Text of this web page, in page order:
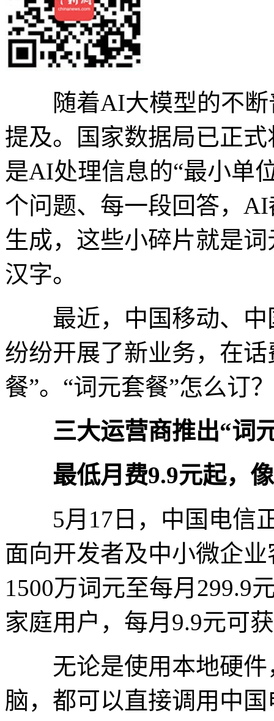
随着AI大模型的不断
提及。国家数据局已正
是AI处理信息的“最小单
个问题、每一段回答，
生成，这些小碎片就是
汉字。
最近，中国移动、中
纷纷开展了新业务，在
餐”。“词元套餐”怎么订
三大运营商推出“词
最低月费9.9元起，
5月17日，中国电信正
面向开发者及中小微企
1500万词元至每月299.9
家庭用户，每月9.9元可
无论是使用本地硬件
脑，都可以直接调用中国